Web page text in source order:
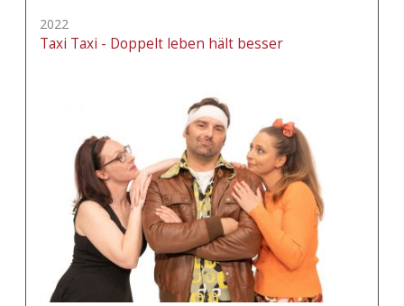
2022
Taxi Taxi - Doppelt leben hält besser